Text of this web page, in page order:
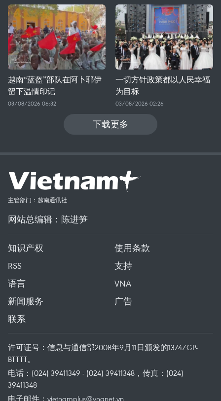
越南“蓝盔”部队在阿卜耶伊
留下温情印记
03/08/2026 06:32
一切方针政策都以人民幸福
为目标
03/08/2026 02:26
下载更多
主管部门：越南通讯社
网站总编辑：陈进笋
知识产权
使用条款
RSS
支持
语言
VNA
新闻服务
广告
联系
许可证号：信息与通信部2008年9月11日颁发的1374/GP-
BTTTT。
电话：(024) 39411349 - (024) 39411348，传真：(024)
39411348
电子邮件： vietnamplus@vnanet.vn